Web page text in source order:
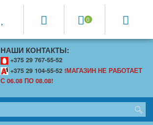
0
НАШИ КОНТАКТЫ:
+375 29 767-55-52
+375 29 104-55-52 !МАГАЗИН НЕ РАБОТАЕТ
С 06.08 ПО 08.08!